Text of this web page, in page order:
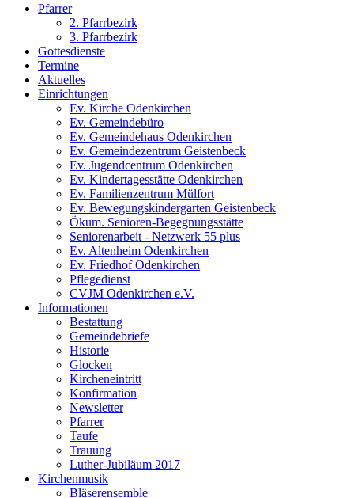
Pfarrer
2. Pfarrbezirk
3. Pfarrbezirk
Gottesdienste
Termine
Aktuelles
Einrichtungen
Ev. Kirche Odenkirchen
Ev. Gemeindebüro
Ev. Gemeindehaus Odenkirchen
Ev. Gemeindezentrum Geistenbeck
Ev. Jugendcentrum Odenkirchen
Ev. Kindertagesstätte Odenkirchen
Ev. Familienzentrum Mülfort
Ev. Bewegungskindergarten Geistenbeck
Ökum. Senioren-Begegnungsstätte
Seniorenarbeit - Netzwerk 55 plus
Ev. Altenheim Odenkirchen
Ev. Friedhof Odenkirchen
Pflegedienst
CVJM Odenkirchen e.V.
Informationen
Bestattung
Gemeindebriefe
Historie
Glocken
Kircheneintritt
Konfirmation
Newsletter
Pfarrer
Taufe
Trauung
Luther-Jubiläum 2017
Kirchenmusik
Bläserensemble